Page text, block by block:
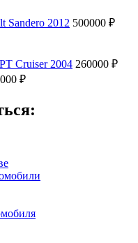
Sandero 2012 500000 ₽
Cruiser 2004 260000 ₽
₽